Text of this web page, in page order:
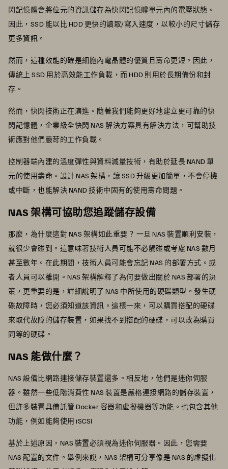
閃記憶體會將位元的資訊儲存為快閃記憶體單元內的電壓狀態。
因此，SSD 能以比 HDD 更快的讀取/寫入速度，以較小的尺寸儲存
更多資訊。
然而，這種效能的確是細胞內電晶體的優質且壽命更短。因此，
傳統上 SSD 用於高效能工作負載，而 HDD 則用於長期備份和封
存。
然而，快閃技術正在演進。隨著我們能夠更好地建立更可靠的快
閃記憶體，企業級全快閃 NAS 解決方案具有解決方法，可幫助技
術應對他們嚴苛的工作負載。
控制器端內建的溫度彈性與資料減量技術，有助於延長 NAND 單
元的使用壽命。設計 NAS 架構，讓 SSD 升級更加簡單，不會停機
或中斷，也能解決 NAND 技術中固有的使用壽命問題。
NAS 架構可協助您追蹤儲存設備
那麼，為什麼這對 NAS 架構如此重要？ 一旦 NAS 裝置順利安裝，
就很少會碰到。這意味著技術人員可能不必觸碰或考慮 NAS 數月
甚至數年。在此期間，技術人員可能會忘記 NAS 的部署方式。或
者人員可以離開。NAS 架構解釋了為何要做出關於 NAS 部署的決
策，更重要的是，詳細說明了 NAS 中所使用的硬碟類型。發生硬
碟故障時，您必須知道該資訊。這樣一來，可以購買搭配的硬碟
來取代故障的儲存裝置，如果找不到搭配的硬碟，可以改為購買
同等的硬碟。
NAS 能做什麼？
NAS 設備比網路連接儲存裝置還多。相反地，他們是迷你伺服
器。雖然一些低階消費性 NAS 裝置是嚴格連接網路的儲存裝置，
但許多裝置具備託管 Docker 容器和虛擬機器等功能。也包含其他
功能，例如能夠使用 iSCSI
基於上述原因，NAS 裝置必須視為迷你伺服器。因此，您需要
NAS 配置的文件。舉例來說，NAS 架構可分享像是 NAS 的虛擬化